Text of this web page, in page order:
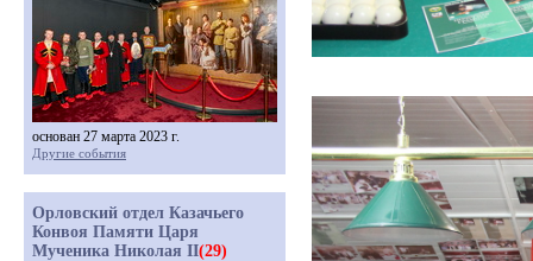
основан 27 марта 2023 г.
Другие события
Орловский отдел Казачьего
Конвоя Памяти Царя
Мученика Николая II(29)